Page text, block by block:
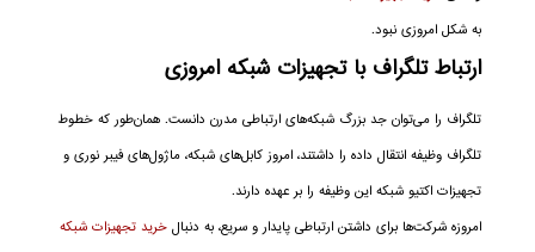
به شکل امروزی نبود.
ارتباط تلگراف با تجهیزات شبکه امروزی
تلگراف را می‌توان جد بزرگ شبکه‌های ارتباطی مدرن دانست. همان‌طور که خطوط
تلگراف وظیفه انتقال داده را داشتند، امروز کابل‌های شبکه، ماژول‌های فیبر نوری و
تجهیزات اکتیو شبکه این وظیفه را بر عهده دارند.
امروزه شرکت‌ها برای داشتن ارتباطی پایدار و سریع، به دنبال خرید تجهیزات شبکه